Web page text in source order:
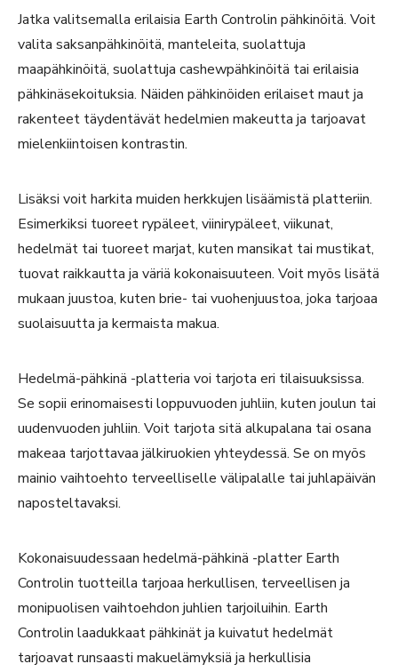
Jatka valitsemalla erilaisia Earth Controlin pähkinöitä. Voit
valita saksanpähkinöitä, manteleita, suolattuja
maapähkinöitä, suolattuja cashewpähkinöitä tai erilaisia
pähkinäsekoituksia. Näiden pähkinöiden erilaiset maut ja
rakenteet täydentävät hedelmien makeutta ja tarjoavat
mielenkiintoisen kontrastin.
Lisäksi voit harkita muiden herkkujen lisäämistä platteriin.
Esimerkiksi tuoreet rypäleet, viinirypäleet, viikunat,
hedelmät tai tuoreet marjat, kuten mansikat tai mustikat,
tuovat raikkautta ja väriä kokonaisuuteen. Voit myös lisätä
mukaan juustoa, kuten brie- tai vuohenjuustoa, joka tarjoaa
suolaisuutta ja kermaista makua.
Hedelmä-pähkinä -platteria voi tarjota eri tilaisuuksissa.
Se sopii erinomaisesti loppuvuoden juhliin, kuten joulun tai
uudenvuoden juhliin. Voit tarjota sitä alkupalana tai osana
makeaa tarjottavaa jälkiruokien yhteydessä. Se on myös
mainio vaihtoehto terveelliselle välipalalle tai juhlapäivän
naposteltavaksi.
Kokonaisuudessaan hedelmä-pähkinä -platter Earth
Controlin tuotteilla tarjoaa herkullisen, terveellisen ja
monipuolisen vaihtoehdon juhlien tarjoiluihin. Earth
Controlin laadukkaat pähkinät ja kuivatut hedelmät
tarjoavat runsaasti makuelämyksiä ja herkullisia